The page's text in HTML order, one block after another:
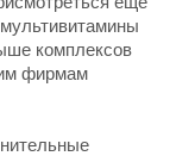
комплексов
фирмам